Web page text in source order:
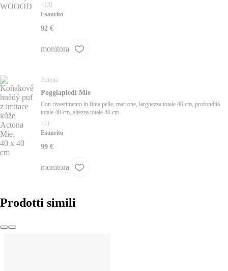
(13)
Esaurito
92 €
monitora
Actona
Poggiapiedi Mie
Con rivestimento in finta pelle, marrone, larghezza totale 40 cm, profondità
totale 40 cm, altezza totale 40 cm
(1)
Esaurito
99 €
monitora
Prodotti simili